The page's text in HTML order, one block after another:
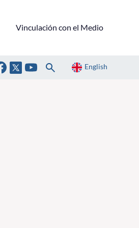
Vinculación con el Medio
English